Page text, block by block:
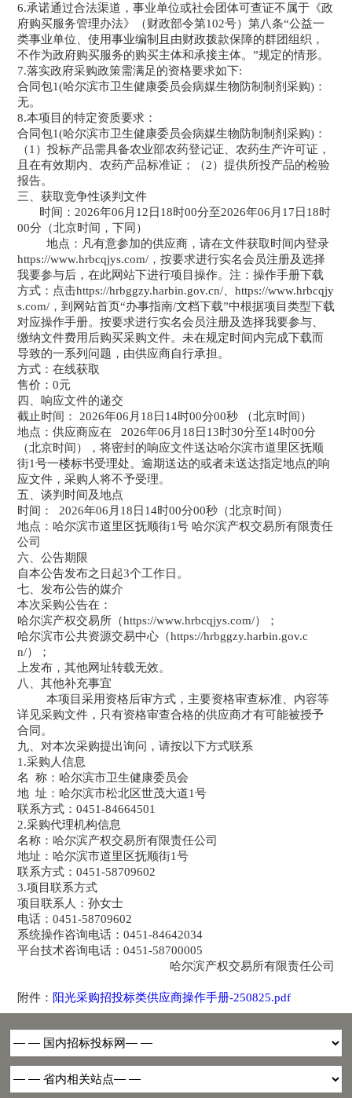
6.承诺通过合法渠道，事业单位或社会团体可查证不属于《政
府购买服务管理办法》（财政部令第102号）第八条“公益一
类事业单位、使用事业编制且由财政拨款保障的群团组织，
不作为政府购买服务的购买主体和承接主体。”规定的情形。
7.落实政府采购政策需满足的资格要求如下:
合同包1(哈尔滨市卫生健康委员会病媒生物防制制剂采购)：
无。
8.本项目的特定资质要求：
合同包1(哈尔滨市卫生健康委员会病媒生物防制制剂采购)：
（1）投标产品需具备农业部农药登记证、农药生产许可证，
且在有效期内、农药产品标准证；（2）提供所投产品的检验
报告。
三、获取竞争性谈判文件
时间： 2026年06月 12 日 18时00分至2026年06月 17 日 18时
00分（北京时间，下同）
地点：凡有意参加的供应商，请在文件获取时间内登录
https://www.hrbcqjys.com/ ，按要求进行实名会员注册及选择
我要参与后，在此网站下进行项目操作。注：操作手册下载
方式：点击https://hrbggzy.harbin.gov.cn/、 https://www.hrbcqjy
s.com/ ，到网站首页“办事指南/文档下载”中根据项目类型下载
对应操作手册。按要求进行实名会员注册及选择我要参与、
缴纳文件费用后购买采购文件。未在规定时间内完成下载而
导致的一系列问题，由供应商自行承担。
方式：在线获取
售价： 0元
四、响应文件的递交
截止时间：
2026年06月 18 日 14时00分00秒 （北京时间）
地点：供应商应在 2026年06月 18 日 13时30分至14时00分
（北京时间），将密封的响应文件送达哈尔滨市道里区抚顺
街1号一楼标书受理处。逾期送达的或者未送达指定地点的响
应文件，采购人将不予受理。
五、谈判时间及地点
时间：
2026年06月 18 日 14时00分00秒（北京时间）
地点：哈尔滨市道里区抚顺街1号 哈尔滨产权交易所有限责任
公司
六、公告期限
自本公告发布之日起3个工作日。
七、发布公告的媒介
本次采购公告在：
哈尔滨产权交易所（https://www.hrbcqjys.com/）；
哈尔滨市公共资源交易中心（https://hrbggzy.harbin.gov.c
n/）；
上发布，其他网址转载无效。
八、其他补充事宜
本项目采用资格后审方式，主要资格审查标准、内容等
详见采购文件 ，只有资格审查合格的供应商才有可能被授予
合同。
九、对本次采购提出询问，请按以下方式联系
1.采购人信息
名
称： 哈尔滨市卫生健康委员会
地 址： 哈尔滨市松北区世茂大道1号
联系方式： 0451-84664501
2.采购代理机构信息
名称：哈尔滨产权交易所有限责任公司
地址：哈尔滨市道里区抚顺街1号
联系方式： 0451-58709602
3.项目联系方式
项目联系人： 孙女士
电话： 0451-58709602
系统操作咨询电话： 0451-84642034
平台技术咨询电话： 0451-58700005
哈尔滨产权交易所有限责任公司
附件： 阳光采购招投标类供应商操作手册-250825.pdf